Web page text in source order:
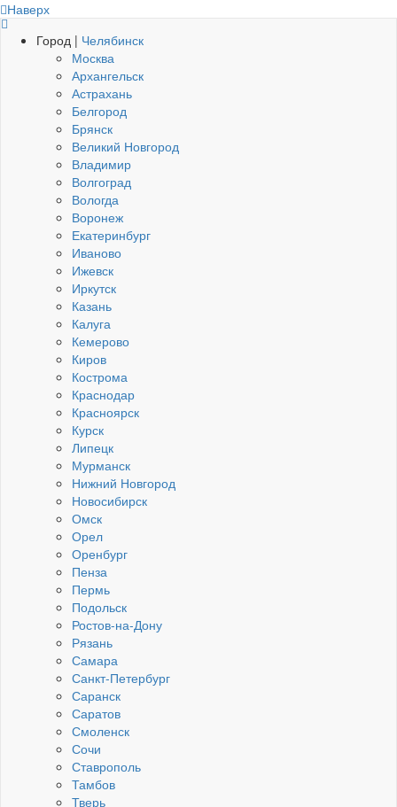
Наверх
Город | Челябинск
Москва
Архангельск
Астрахань
Белгород
Брянск
Великий Новгород
Владимир
Волгоград
Вологда
Воронеж
Екатеринбург
Иваново
Ижевск
Иркутск
Казань
Калуга
Кемерово
Киров
Кострома
Краснодар
Красноярск
Курск
Липецк
Мурманск
Нижний Новгород
Новосибирск
Омск
Орел
Оренбург
Пенза
Пермь
Подольск
Ростов-на-Дону
Рязань
Самара
Санкт-Петербург
Саранск
Саратов
Смоленск
Сочи
Ставрополь
Тамбов
Тверь